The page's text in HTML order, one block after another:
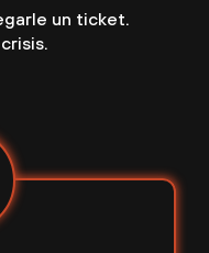
un ticket.